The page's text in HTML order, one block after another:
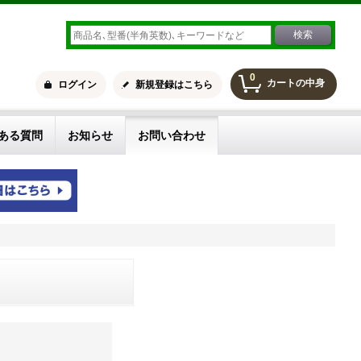
0 カートの中身
ログイン 新規登録はこちら
る質問 お知らせ お問い合わせ